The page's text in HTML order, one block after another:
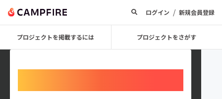
ログイン / 新規会員登録
プロジェクトを掲載するには プロジェクトをさがす